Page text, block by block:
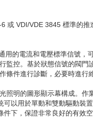
或 VDI/VDE 3845 標準的推
用的電流和電壓標準信號，
監控。基於狀態信號的閥門
件進行診斷，必要時進行
照明的圖形顯示幕構成。作
可以用於單動和雙動驅動裝
件下，保證非常良好的有效空